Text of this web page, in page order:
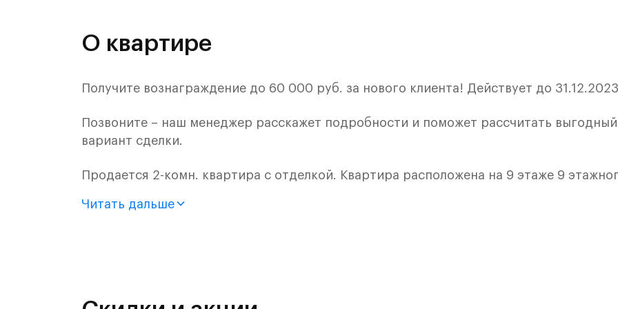
О квартире
Получите вознаграждение до 60 000 руб. за нового клиента! Действует до 31.12.2023
Позвоните – наш менеджер расскажет подробности и поможет рассчитать выгодный
вариант сделки.
Продается 2-комн. квартира с отделкой. Квартира расположена на 9 этаже 9
Читать дальше